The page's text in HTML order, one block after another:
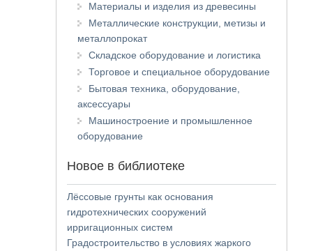
Материалы и изделия из древесины
Металлические конструкции, метизы и
металлопрокат
Складское оборудование и логистика
Торговое и специальное оборудование
Бытовая техника, оборудование,
аксессуары
Машиностроение и промышленное
оборудование
Новое в библиотеке
Лёссовые грунты как основания
гидротехнических сооружений
ирригационных систем
Градостроительство в условиях жаркого